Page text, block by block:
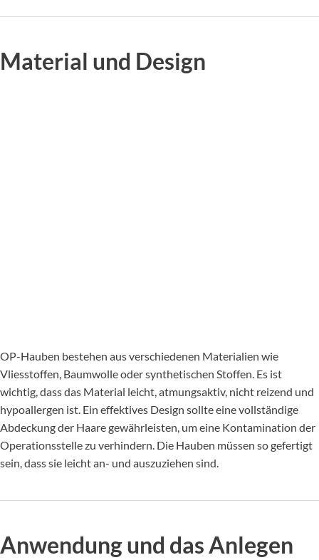
Material und Design
OP-Hauben bestehen aus verschiedenen Materialien wie
Vliesstoffen, Baumwolle oder synthetischen Stoffen. Es ist
wichtig, dass das Material leicht, atmungsaktiv, nicht reizend und
hypoallergen ist. Ein effektives Design sollte eine vollständige
Abdeckung der Haare gewährleisten, um eine Kontamination der
Operationsstelle zu verhindern. Die Hauben müssen so gefertigt
sein, dass sie leicht an- und auszuziehen sind.
Anwendung und das Anlegen